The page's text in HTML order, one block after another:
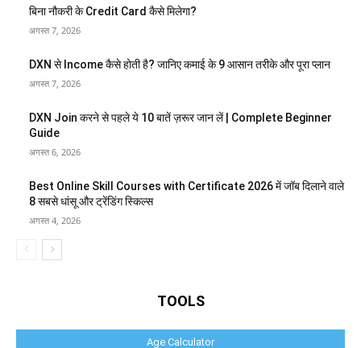
बिना नौकरी के Credit Card कैसे मिलेगा?
अगस्त 7, 2026
DXN से Income कैसे होती है? जानिए कमाई के 9 आसान तरीके और पूरा प्लान
अगस्त 7, 2026
DXN Join करने से पहले ये 10 बातें ज़रूर जान लें | Complete Beginner
Guide
अगस्त 6, 2026
Best Online Skill Courses with Certificate 2026 में जॉब दिलाने वाले
8 सबसे धांसू और ट्रेंडिंग स्किल्स
अगस्त 4, 2026
TOOLS
Age Calculator